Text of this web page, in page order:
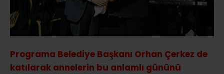
Programa Belediye Başkanı Orhan Çerkez de
katılarak annelerin bu anlamlı gününü